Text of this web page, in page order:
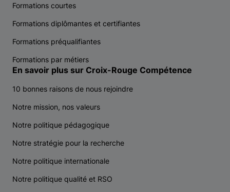
Formations courtes
Formations diplômantes et certifiantes
Formations préqualifiantes
Formations par métiers
En savoir plus sur Croix-Rouge Compétence
10 bonnes raisons de nous rejoindre
Notre mission, nos valeurs
Notre politique pédagogique
Notre stratégie pour la recherche
Notre politique internationale
Notre politique qualité et RSO